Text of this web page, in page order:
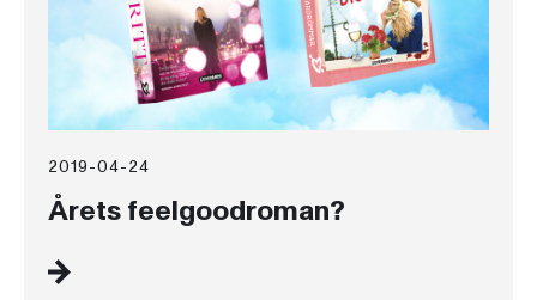
2019-04-24
Årets feelgoodroman?